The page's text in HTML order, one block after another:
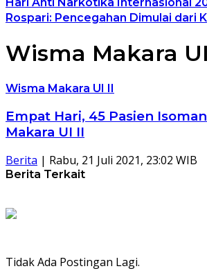
Rospari: Pencegahan Dimulai dari
Wisma Makara
Wisma Makara UI II
Empat Hari, 45 Pasien
Makara UI II
Berita | Rabu, 21 Juli 2021, 23:02 WIB
Berita Terkait
Tidak Ada Postingan Lagi.